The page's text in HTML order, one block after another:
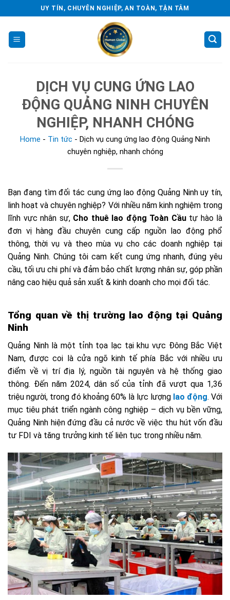
to
content
UY TÍN, CHUYÊN NGHIỆP, AN TOÀN, TẬN TÂM
DỊCH VỤ CUNG ỨNG LAO
ĐỘNG QUẢNG NINH CHUYÊN
NGHIỆP, NHANH CHÓNG
Home - Tin tức - Dịch vụ cung ứng lao động Quảng Ninh
chuyên nghiệp, nhanh chóng
Bạn đang tìm đối tác cung ứng lao động Quảng Ninh uy tín,
linh hoạt và chuyên nghiệp? Với nhiều năm kinh nghiệm trong
lĩnh vực nhân sự, Cho thuê lao động Toàn Cầutự hào là
đơn vị hàng đầu chuyên cung cấp nguồn lao động phổ
thông, thời vụ và theo mùa vụ cho các doanh nghiệp tại
Quảng Ninh. Chúng tôi cam kết cung ứng nhanh, đúng yêu
cầu, tối ưu chi phí và đảm bảo chất lượng nhân sự, góp phần
nâng cao hiệu quả sản xuất & kinh doanh cho mọi đối tác.
Tổng quan về thị trường lao động tại Quảng
Ninh
Quảng Ninh là một tỉnh tọa lạc tại khu vực Đông Bắc Việt
Nam, được coi là cửa ngõ kinh tế phía Bắc với nhiều ưu
điểm về vị trí địa lý, nguồn tài nguyên và hệ thống giao
thông. Đến năm 2024, dân số của tỉnh đã vượt qua 1,36
triệu người, trong đó khoảng 60% là lực lượng lao động. Với
mục tiêu phát triển ngành công nghiệp – dịch vụ bền vững,
Quảng Ninh hiện đứng đầu cả nước về việc thu hút vốn đầu
tư FDI và tăng trưởng kinh tế liên tục trong nhiều năm.